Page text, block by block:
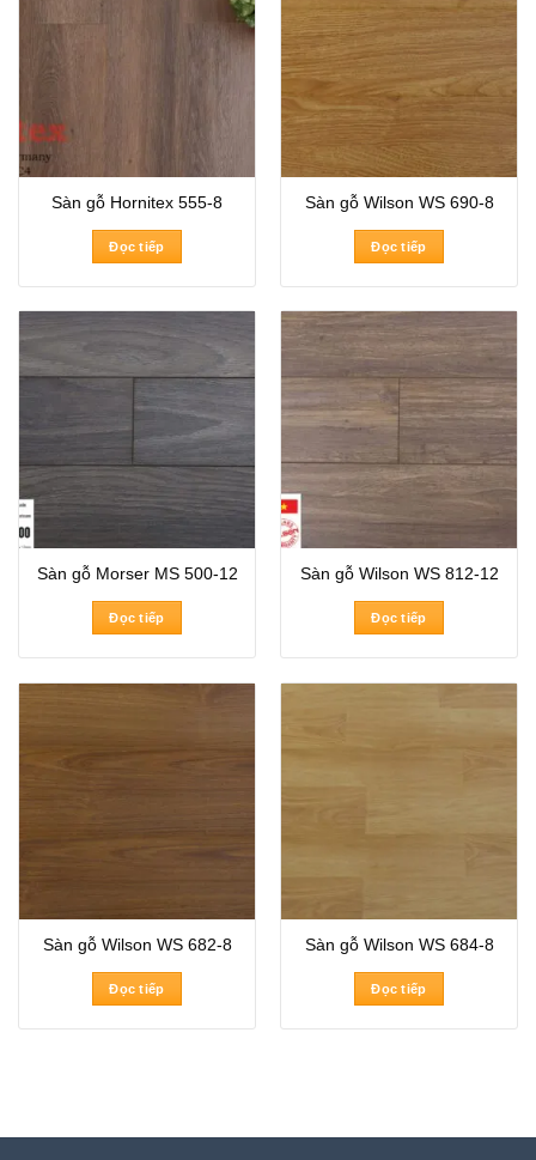
Sàn gỗ Hornitex 555-8
Đọc tiếp
Sàn gỗ Wilson WS 690-8
Đọc tiếp
Sàn gỗ Morser MS 500-12
Đọc tiếp
Sàn gỗ Wilson WS 812-12
Đọc tiếp
Sàn gỗ Wilson WS 682-8
Đọc tiếp
Sàn gỗ Wilson WS 684-8
Đọc tiếp